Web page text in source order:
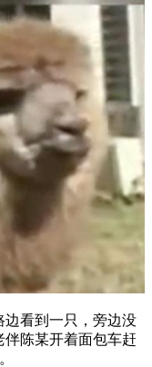
看到一只，旁边没
陈某开着面包车赶